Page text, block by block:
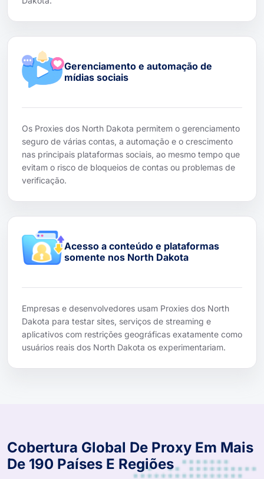
Gerenciamento e automação de
mídias sociais
Os Proxies dos North Dakota permitem o gerenciamento
seguro de várias contas, a automação e o crescimento
nas principais plataformas sociais, ao mesmo tempo que
evitam o risco de bloqueios de contas ou problemas de
verificação.
Acesso a conteúdo e plataformas
somente nos North Dakota
Empresas e desenvolvedores usam Proxies dos North
Dakota para testar sites, serviços de streaming e
aplicativos com restrições geográficas exatamente como
usuários reais dos North Dakota os experimentariam.
Cobertura Global De Proxy Em Mais
De 190 Países E Regiões